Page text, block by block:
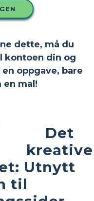
dette, må du
kontoen din og
oppgave, bare
en mal!
Det
kreative
Utnytt
til